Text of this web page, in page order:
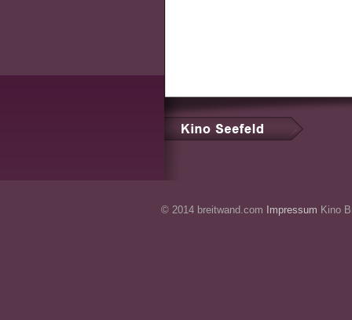
© 2014 breitwand.com Impressum Kino